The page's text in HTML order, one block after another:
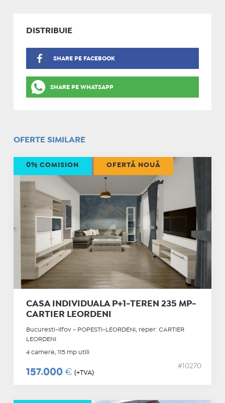
DISTRIBUIE
SHARE PE FACEBOOK
SHARE PE WHATSAPP
OFERTE SIMILARE
CASA INDIVIDUALA P+1-TEREN 235 MP-
CARTIER LEORDENI
Bucuresti-Ilfov - POPESTI-LEORDENI, reper: CARTIER
LEORDENI
4 camere, 115 mp utili
157.000 € (+TVA)
#10270
0% COMISION OFERTĂ NOUĂ